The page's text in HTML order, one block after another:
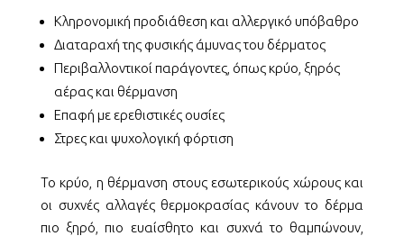
Κληρονομική προδιάθεση και αλλεργικό υπόβαθρο
Διαταραχή της φυσικής άμυνας του δέρματος
Περιβαλλοντικοί παράγοντες, όπως κρύο, ξηρός
αέρας και θέρμανση
Επαφή με ερεθιστικές ουσίες
Στρες και ψυχολογική φόρτιση
Το κρύο, η θέρμανση στους εσωτερικούς χώρους και
οι συχνές αλλαγές θερμοκρασίας κάνουν το δέρμα
πιο ξηρό, πιο ευαίσθητο και συχνά το θαμπώνουν,